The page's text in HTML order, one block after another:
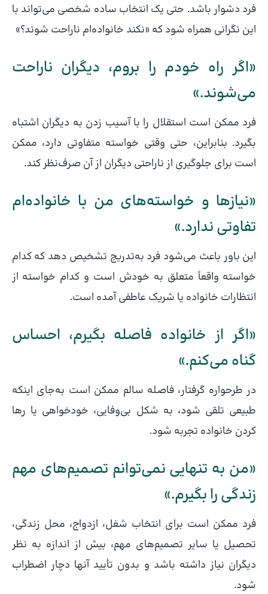
فرد دشوار باشد. حتی یک انتخاب ساده شخصی می‌تواند با
این نگرانی همراه شود که «نکند خانواده‌ام ناراحت شوند؟»
«اگر راه خودم را بروم، دیگران ناراحت
می‌شوند.»
فرد ممکن است استقلال را با آسیب زدن به دیگران اشتباه
بگیرد. بنابراین، حتی وقتی خواسته متفاوتی دارد، ممکن
است برای جلوگیری از ناراحتی دیگران از آن صرف‌نظر کند.
«نیازها و خواسته‌های من با خانواده‌ام
تفاوتی ندارد.»
این باور باعث می‌شود فرد به‌تدریج تشخیص دهد که کدام
خواسته واقعاً متعلق به خودش است و کدام خواسته از
انتظارات خانواده یا شریک عاطفی آمده است.
«اگر از خانواده فاصله بگیرم، احساس
گناه می‌کنم.»
در طرحواره گرفتار، فاصله سالم ممکن است به‌جای اینکه
طبیعی تلقی شود، به شکل بی‌وفایی، خودخواهی یا رها
کردن خانواده تجربه شود.
«من به تنهایی نمی‌توانم تصمیم‌های مهم
زندگی را بگیرم.»
فرد ممکن است برای انتخاب شغل، ازدواج، محل زندگی،
تحصیل یا سایر تصمیم‌های مهم، بیش از اندازه به نظر
دیگران نیاز داشته باشد و بدون تأیید آنها دچار اضطراب
شود.